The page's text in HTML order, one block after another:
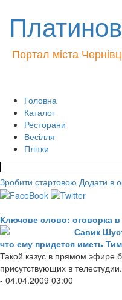
Портал міста
Головна
Каталог
Ресторани
Весілля
Плітки
Зробити стартовою Додати в
Ключове слово: оговорка
Савик
что ему придется иметь
Такой казус в прямом эфире
присутствующих в телестудии.
- 04.04.2009 03:00